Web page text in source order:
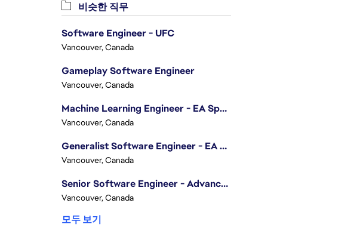
비슷한 직무
Software Engineer - UFC
Vancouver, Canada
Gameplay Software Engineer
Vancouver, Canada
Machine Learning Engineer - EA Sports FC
Vancouver, Canada
Generalist Software Engineer - EA Sports FC
Vancouver, Canada
Senior Software Engineer - Advanced Technology Group
Vancouver, Canada
모두 보기